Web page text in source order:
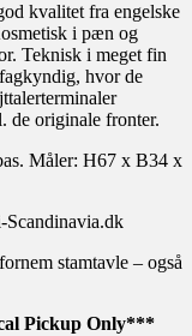
kvalitet fra engelske
i pæn og
Teknisk i meget fin
hvor de
de originale fronter.
Måler: H67 x B34 x
Scandinavia.dk
stamtavle – også
Pickup Only***